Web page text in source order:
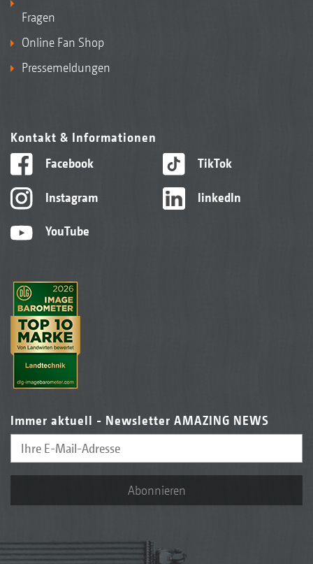
Fragen
Online Fan Shop
Pressemeldungen
Kontakt & Informationen
Facebook
Instagram
YouTube
TikTok
linkedIn
Immer aktuell - Newsletter AMAZING NEWS
Abonnieren